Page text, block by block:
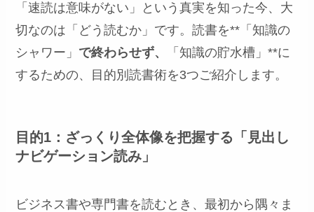
「速読は意味がない」という真実を知った今、大
切なのは「どう読むか」です。読書を**「知識の
シャワー」 で終わらせず、
「知識の貯水槽」**に
するための、目的別読書術を3つご紹介します。
目的1：ざっくり全体像を把握する「見出し
ナビゲーション読み」
ビジネス書や専門書を読むとき、最初から隅々ま